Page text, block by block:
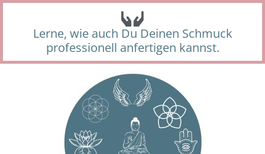
Lerne, wie auch Du Deinen Schmuck
professionell anfertigen kannst.